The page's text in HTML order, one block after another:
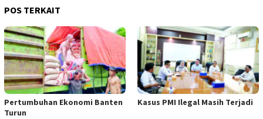
POS TERKAIT
Pertumbuhan Ekonomi Banten
Turun
Kasus PMI Ilegal Masih Terjadi